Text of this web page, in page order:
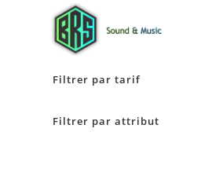
Filtrer par tarif
Filtrer par attribut